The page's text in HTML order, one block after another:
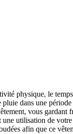
physique, le
dans une
vous gardant
utilisation de
afin que ce